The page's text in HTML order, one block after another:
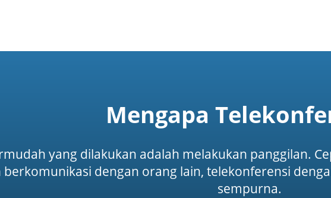
Mengapa
yang dilakukan adalah melakukan panggilan.
dengan orang lain, telekonferensi
sempurna.